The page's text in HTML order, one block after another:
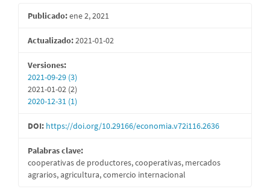
Publicado:ene 2, 2021
Actualizado:2021-01-02
Versiones:
2021-09-29 (3)
2021-01-02 (2)
2020-12-31 (1)
DOI: https://doi.org/10.29166/economia.v72i116.2636
Palabras clave:
cooperativas de productores, cooperativas, mercados
agrarios, agricultura, comercio internacional